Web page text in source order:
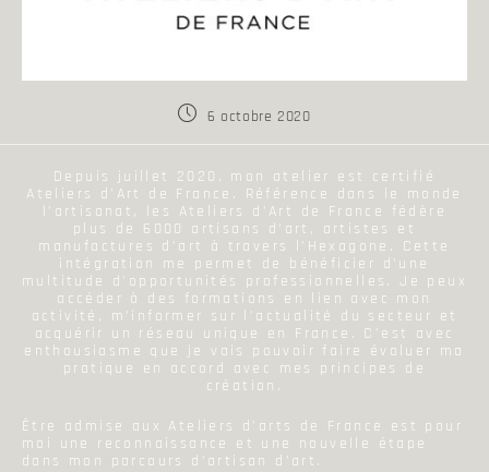
6 octobre 2020
Depuis juillet 2020, mon atelier est certifié
Ateliers d’Art de France. Référence dans le monde
l’artisanat, les Ateliers d’Art de France fédère
plus de 6000 artisans d’art, artistes et
manufactures d’art à travers l’Hexagone. Cette
intégration me permet de bénéficier d’une
multitude d’opportunités professionnelles. Je peux
accéder à des formations en lien avec mon
activité, m’informer sur l’actualité du secteur et
acquérir un réseau unique en France. C’est avec
enthousiasme que je vais pouvoir faire évoluer ma
pratique en accord avec mes principes de
création.
Être admise aux Ateliers d’arts de France est pour
moi une reconnaissance et une nouvelle étape
dans mon parcours d’artisan d’art.